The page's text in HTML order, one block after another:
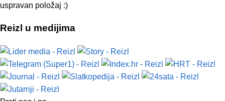
uspravan položaj :)
Reizl u medijima